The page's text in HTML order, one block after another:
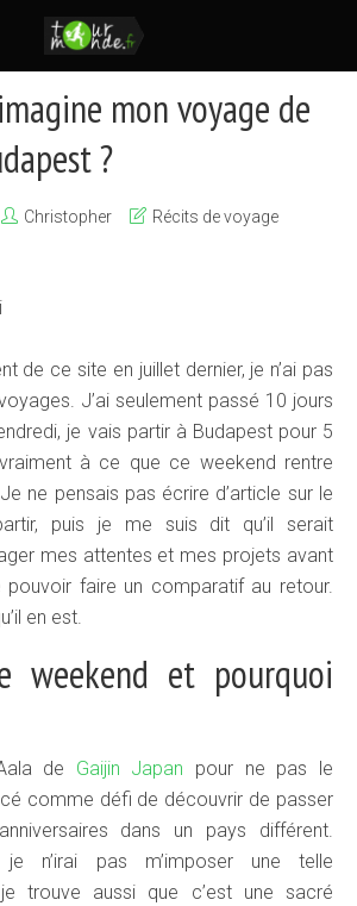
mon voyage de
?
Christopher
Récits de voyage
de ce site en juillet dernier, je n’ai pas
J’ai seulement passé 10 jours
je vais partir à Budapest pour 5
à ce que ce weekend rentre
ne pensais pas écrire d’article sur le
puis je me suis dit qu’il serait
mes attentes et mes projets avant
faire un comparatif au retour.
en est.
weekend et pourquoi
de Gaijin Japan pour ne pas le
comme défi de découvrir de passer
dans un pays différent.
je n’irai pas m’imposer une telle
trouve aussi que c’est une sacré